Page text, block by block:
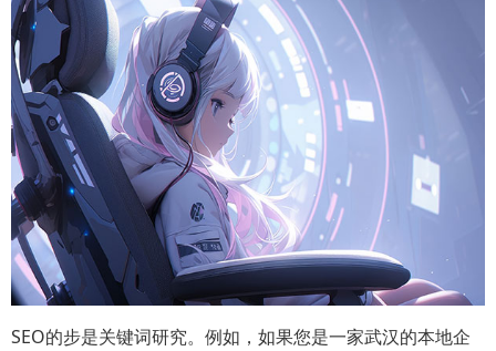
SEO的步是关键词研究。例如，如果您是一家武汉的本地企